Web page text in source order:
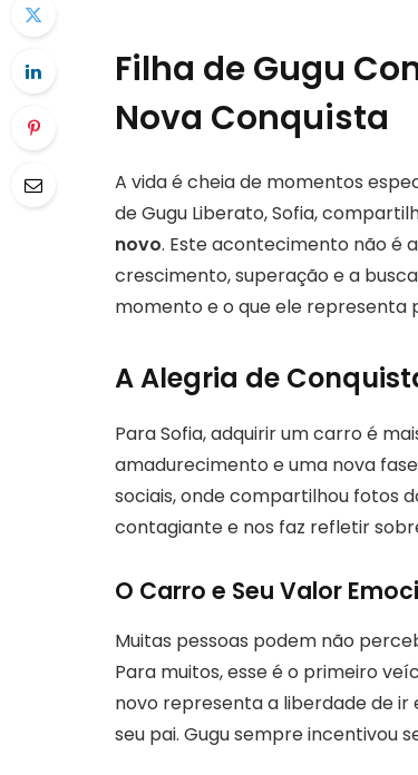
Filha de Gugu
Nova Conquista
A vida é cheia de momentos
de Gugu Liberato, Sofia,
novo. Este acontecimento não é
crescimento, superação e a
momento e o que ele representa
A Alegria de
Para Sofia, adquirir um carro é
amadurecimento e uma nova
sociais, onde compartilhou fotos
contagiante e nos faz refletir
O Carro e Seu Valor
Muitas pessoas podem não
Para muitos, esse é o primeiro
novo representa a liberdade de ir
seu pai. Gugu sempre incentivou